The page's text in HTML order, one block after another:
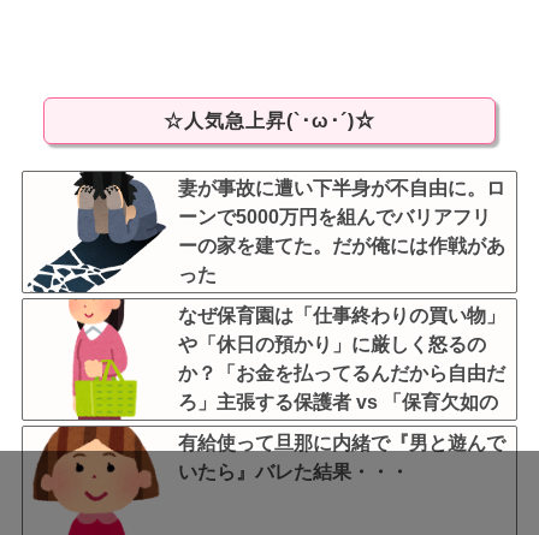
☆人気急上昇(`･ω･´)☆
妻が事故に遭い下半身が不自由に。ロ
ーンで5000万円を組んでバリアフリ
ーの家を建てた。だが俺には作戦があ
った
なぜ保育園は「仕事終わりの買い物」
や「休日の預かり」に厳しく怒るの
か？「お金を払ってるんだから自由だ
ろ」主張する保護者 vs 「保育欠如の
ための施設」と諭す保育士
有給使って旦那に内緒で『男と遊んで
いたら』バレた結果・・・